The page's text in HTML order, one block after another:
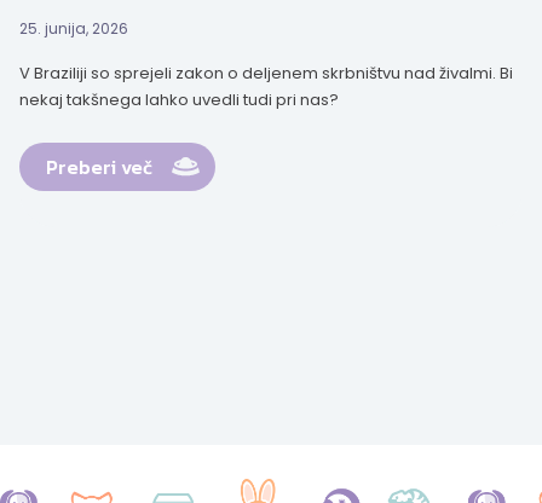
25. junija, 2026
V Braziliji so sprejeli zakon o deljenem skrbništvu nad živalmi. Bi
nekaj takšnega lahko uvedli tudi pri nas?
Preberi več